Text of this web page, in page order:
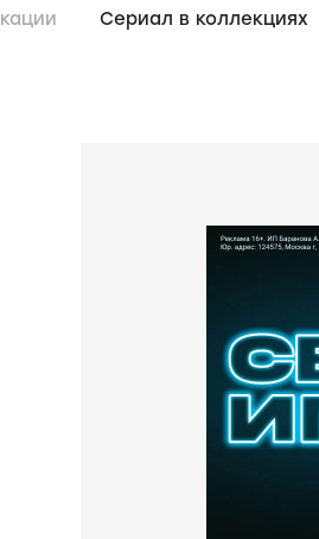
Сериал в коллекциях